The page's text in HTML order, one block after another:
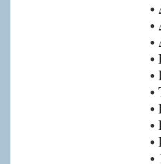
•
•
•
•
•
•
•
•
•
•